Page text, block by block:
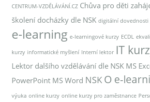
CENTRUM-VZDĚLÁVÁNÍ.CZ Chůva pro děti
školení docházky dle NSK digitální dovednosti
e-learning e-learningové kurzy ECDL
kurzy informatické myšlení Interní lektor IT
Lektor dalšího vzdělávání dle NSK MS
PowerPoint MS Word NSK O e-
výuka online kurzy online kurzy pro zaměstnance